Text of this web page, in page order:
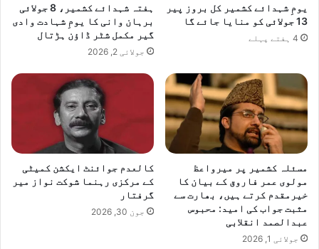
یومِ شہدائے کشمیر کل بروز پیر
13 جولائی کو منایا جائے گا
4 ہفتے پہلے
ہفتہ شہدائے کشمیر، 8 جولائی
برہان وانی کا یومِ شہادت وادی
گیر مکمل شٹر ڈاؤن ہڑتال
جولائی 2, 2026
مسئلہ کشمیر پر میرواعظ
مولوی عمر فاروق کے بیان کا
خیرمقدم کرتے ہیں، بھارت سے
مثبت جواب کی امید: محبوس
عبدالصمد انقلابی
جولائی 1, 2026
کالعدم جوائنٹ ایکشن کمیٹی
کے مرکزی رہنما شوکت نواز میر
گرفتار
جون 30, 2026